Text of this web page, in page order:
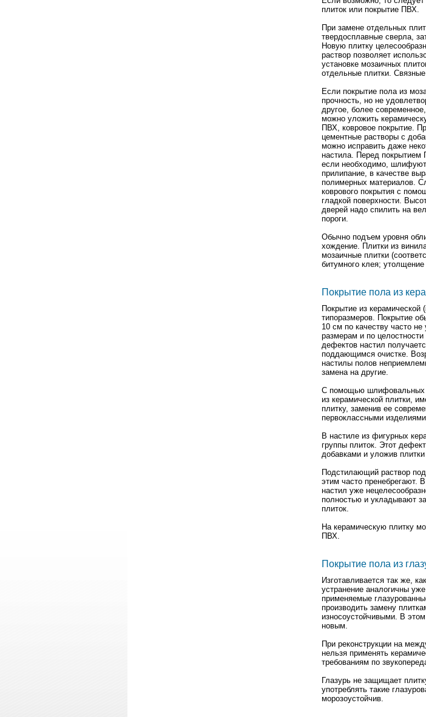
плиток или покрытие ПВХ.
При замене отдельных
твердосплавные сверла,
Новую плитку
раствор позволяет
установке мозаичных
отдельные плитки.
Если покрытие пола из
прочность, но не
другое, более
можно уложить
ПВХ, ковровое покрытие.
цементные растворы с
можно исправить даже
настила. Перед
если необходимо,
прилипание, в качестве
полимерных материалов.
коврового покрытия с
гладкой поверхности.
дверей надо спилить на
пороги.
Обычно подъем уровня
хождение. Плитки из
мозаичные плитки
битумного клея;
Покрытие пола из
Покрытие из керамической
типоразмеров. Покрытие
10 см по качеству часто
размерам и по
дефектов настил
поддающимся очистке.
настилы полов
замена на другие.
С помощью шлифовальных
из керамической плитки,
плитку, заменив ее
первоклассными
В настиле из фигурных
группы плиток. Этот
добавками и уложив
Подстилающий раствор
этим часто пренебрегают.
настил уже
полностью и укладывают
плиток.
На керамическую плитку
ПВХ.
Покрытие пола из
Изготавливается так же,
устранение аналогичны
применяемые
производить замену
износоустойчивыми. В
новым.
При реконструкции на
нельзя применять
требованиям по
Глазурь не защищает
употреблять такие
морозоустойчив.